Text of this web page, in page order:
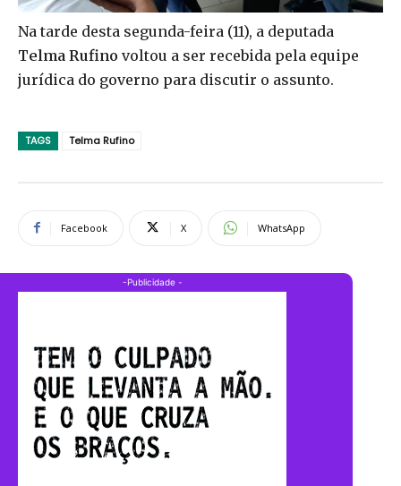
Na tarde desta segunda-feira (11), a deputada
Telma Rufino voltou a ser recebida pela equipe
jurídica do governo para discutir o assunto.
TAGS Telma Rufino
Facebook X WhatsApp
-Publicidade -